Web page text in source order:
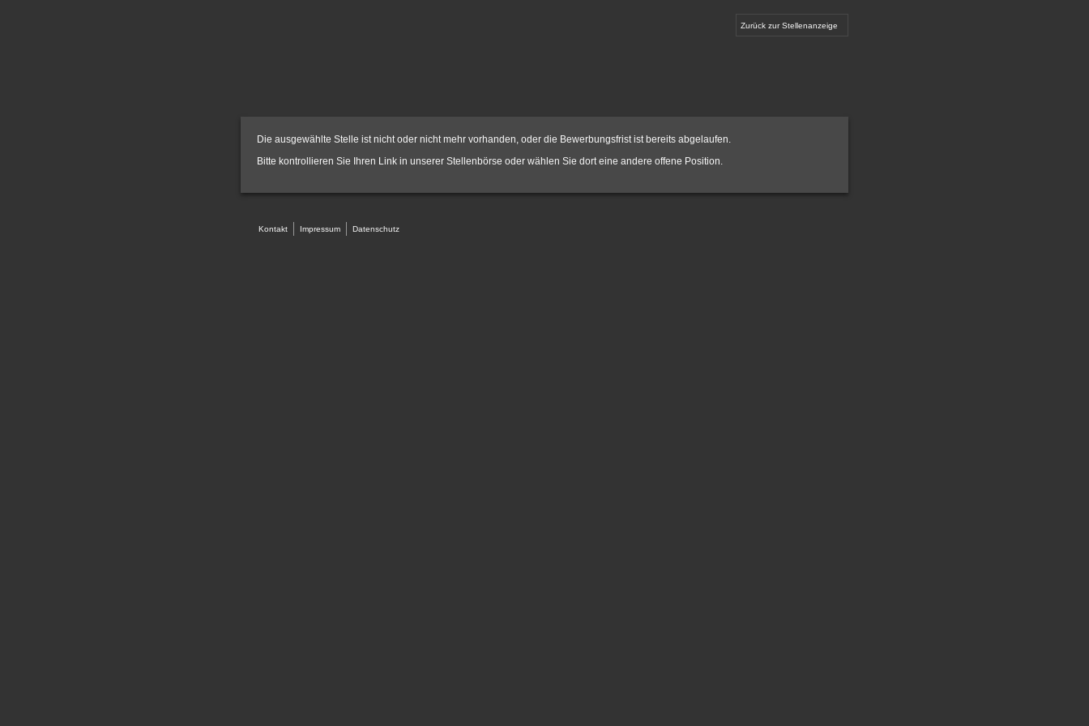
Zurück zur Stellenanzeige
Die ausgewählte Stelle ist nicht oder nicht mehr vorhanden, oder die Bewerbungsfrist ist bereits abgelaufen.
Bitte kontrollieren Sie Ihren Link in unserer Stellenbörse oder wählen Sie dort eine andere offene Position.
Kontakt Impressum Datenschutz